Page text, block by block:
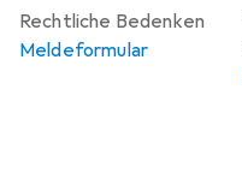
Rechtliche Bedenken
Meldeformular